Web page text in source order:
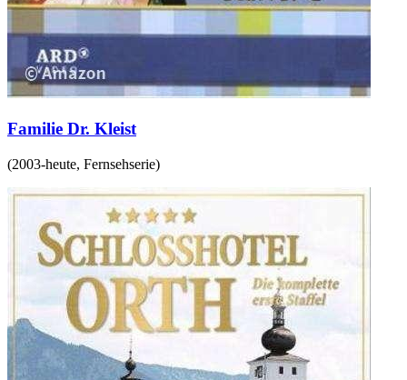
Familie Dr. Kleist
(2003-heute, Fernsehserie)